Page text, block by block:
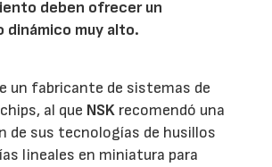
deben ofrecer un
dinámico muy alto.
un fabricante de sistemas de
al que NSK recomendó una
de sus tecnologías de husillos
lineales en miniatura para